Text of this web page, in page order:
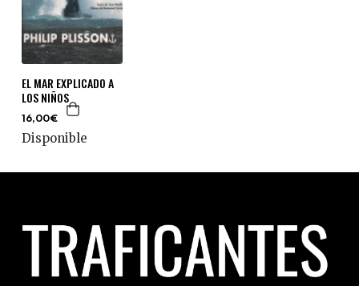
EL MAR EXPLICADO A
LOS NIÑOS
16,00€
Disponible